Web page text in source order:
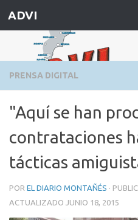
Saltar al contenido
ADVI
PRENSA DIGITAL
"Aquí se han
contrataciones
tácticas
POR EL DIARIO MONTAÑÉS ·
ACTUALIZADO JUNIO 18, 2015